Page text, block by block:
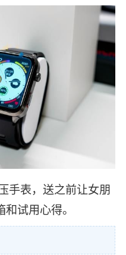
手表，送之前让女朋
试用心得。